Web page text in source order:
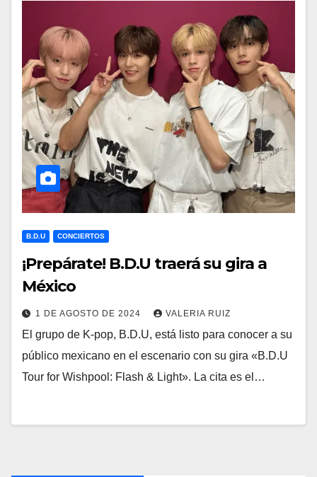
B.D.U CONCIERTOS
¡Prepárate! B.D.U traerá su gira a
México
1 DE AGOSTO DE 2024 VALERIA RUIZ
El grupo de K-pop, B.D.U, está listo para conocer a su
público mexicano en el escenario con su gira «B.D.U
Tour for Wishpool: Flash & Light». La cita es el…